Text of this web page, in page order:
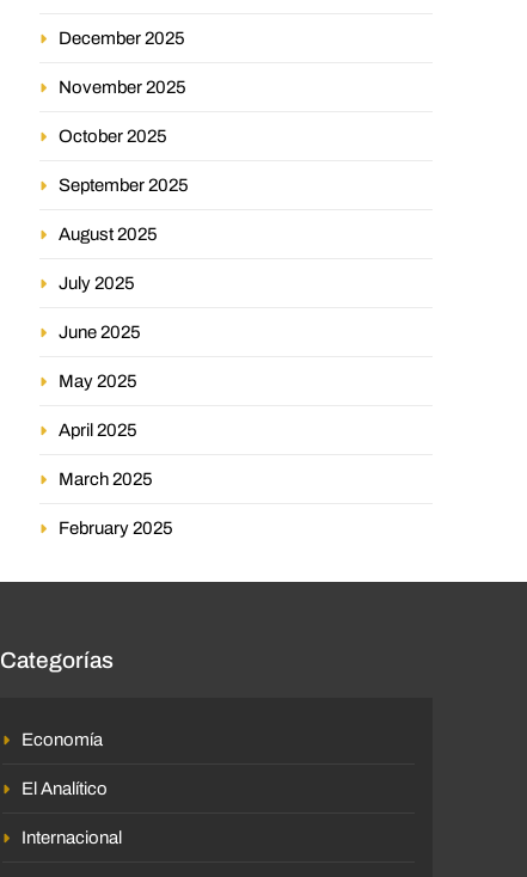
December 2025
November 2025
October 2025
September 2025
August 2025
July 2025
June 2025
May 2025
April 2025
March 2025
February 2025
Categorías
Economía
El Analítico
Internacional